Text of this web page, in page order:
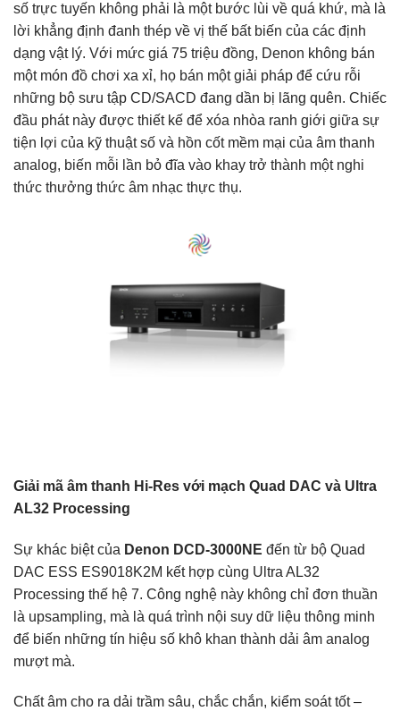
số trực tuyến không phải là một bước lùi về quá khứ, mà là
lời khẳng định đanh thép về vị thế bất biến của các định
dạng vật lý. Với mức giá 75 triệu đồng, Denon không bán
một món đồ chơi xa xỉ, họ bán một giải pháp để cứu rỗi
những bộ sưu tập CD/SACD đang dần bị lãng quên. Chiếc
đầu phát này được thiết kế để xóa nhòa ranh giới giữa sự
tiện lợi của kỹ thuật số và hồn cốt mềm mại của âm thanh
analog, biến mỗi lần bỏ đĩa vào khay trở thành một nghi
thức thưởng thức âm nhạc thực thụ.
Giải mã âm thanh Hi-Res với mạch Quad DAC và Ultra
AL32 Processing
Sự khác biệt của Denon DCD-3000NE đến từ bộ Quad
DAC ESS ES9018K2M kết hợp cùng Ultra AL32
Processing thế hệ 7. Công nghệ này không chỉ đơn thuần
là upsampling, mà là quá trình nội suy dữ liệu thông minh
để biến những tín hiệu số khô khan thành dải âm analog
mượt mà.
Chất âm cho ra dải trầm sâu, chắc chắn, kiểm soát tốt –